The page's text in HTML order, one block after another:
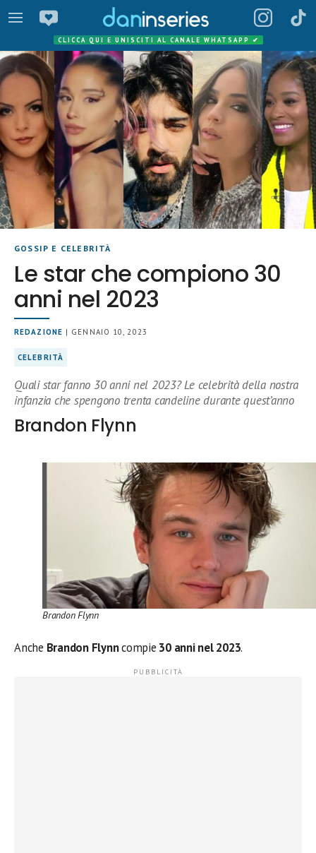
CLICCA QUI E UNISCITI AL CANALE WHATSAPP ✔
GOSSIP E CELEBRITÀ
Le star che compiono 30
anni nel 2023
REDAZIONE | GENNAIO 10, 2023
CELEBRITÀ
Quali star fanno 30 anni nel 2023? Le celebrità della nostra
infanzia che spengono trenta candeline durante quest’anno
Brandon Flynn
Brandon Flynn
Anche Brandon Flynncompie 30 anni nel 2023.